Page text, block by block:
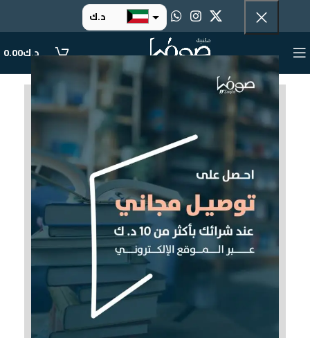
د.ك
ر.س
.د.ب
د.ك0.00